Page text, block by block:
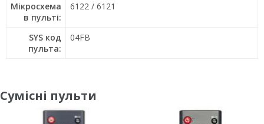
Мікросхема
в пульті:
6122 / 6121
SYS код
пульта:
04FB
Сумісні пульти